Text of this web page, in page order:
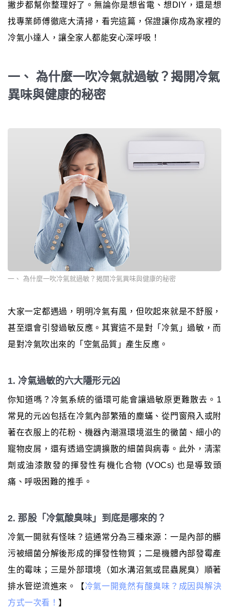
撇步都幫你整理好了。無論你是想省電、想DIY，還是想
找專業師傅徹底大清掃，看完這篇，保證讓你成為家裡的
冷氣小達人，讓全家人都能安心深呼吸！
一、 為什麼一吹冷氣就過敏？揭開冷氣
異味與健康的秘密
一、 為什麼一吹冷氣就過敏？揭開冷氣異味與健康的秘密
大家一定都遇過，明明冷氣有風，但吹起來就是不舒服，
甚至還會引發過敏反應。其實這不是對「冷氣」過敏，而
是對冷氣吹出來的「空氣品質」產生反應。
1. 冷氣過敏的六大隱形元凶
你知道嗎？冷氣系統的循環可能會讓過敏原更難散去。1
常見的元凶包括在冷氣內部繁殖的塵蟎、從門窗飛入或附
著在衣服上的花粉、機器內潮濕環境滋生的黴菌、細小的
寵物皮屑，還有透過空調擴散的細菌與病毒。此外，清潔
劑或油漆散發的揮發性有機化合物 (VOCs) 也是導致頭
痛、呼吸困難的推手。
2. 那股「冷氣酸臭味」到底是哪來的？
冷氣一開就有怪味？這通常分為三種來源：一是內部的髒
污被細菌分解後形成的揮發性物質；二是機體內部發霉產
生的霉味；三是外部環境（如水溝沼氣或昆蟲屍臭）順著
排水管逆流進來。【冷氣一開竟然有酸臭味？成因與解決
方式一次看！ 】